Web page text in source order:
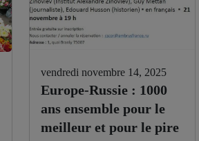
vendredi novembre 14, 2025
Europe-Russie : 1000
ans ensemble pour le
meilleur et pour le pire